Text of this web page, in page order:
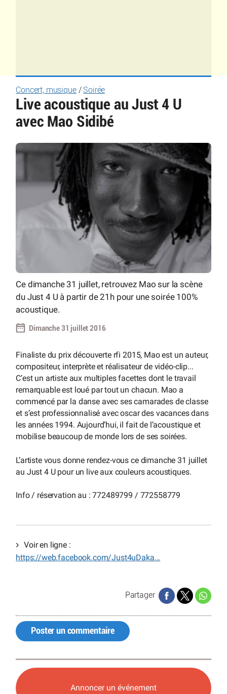
Concert, musique/ Soirée
Live acoustique au Just 4 U
avec Mao Sidibé
Ce dimanche 31 juillet, retrouvez Mao sur la scène
du Just 4 U à partir de 21h pour une soirée 100%
acoustique.
Dimanche 31 juillet 2016
Finaliste du prix découverte rfi 2015, Mao est un auteur,
compositeur, interprète et réalisateur de vidéo-clip...
C’est un artiste aux multiples facettes dont le travail
remarquable est loué par tout un chacun. Mao a
commencé par la danse avec ses camarades de classe
et s’est professionnalisé avec oscar des vacances dans
les années 1994. Aujourd’hui, il fait de l’acoustique et
mobilise beaucoup de monde lors de ses soirées.
L’artiste vous donne rendez-vous ce dimanche 31 juillet
au Just 4 U pour un live aux couleurs acoustiques.
Info / réservation au : 772489799 / 772558779
Voir en ligne :
https://web.facebook.com/Just4uDaka...
Partager
Poster un commentaire
Annoncer un événement